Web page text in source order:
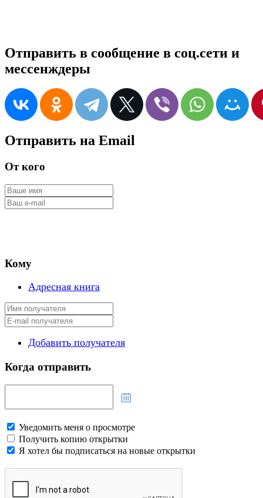
Отправить в сообщение в соц.сети и
мессенждеры
Отправить на Email
От кого
Кому
Адресная книга
Добавить получателя
Когда отправить
Уведомить меня о просмотре
Получить копию открытки
Я хотел бы подписаться на новые открытки